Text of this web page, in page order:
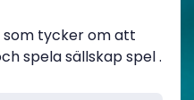
som tycker om att
spela sällskap spel .